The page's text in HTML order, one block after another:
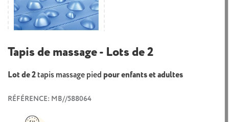
Tapis de massage - Lots de 2
Lot de 2tapis massage pied pour enfants et adultes
RÉFÉRENCE: MB//588064